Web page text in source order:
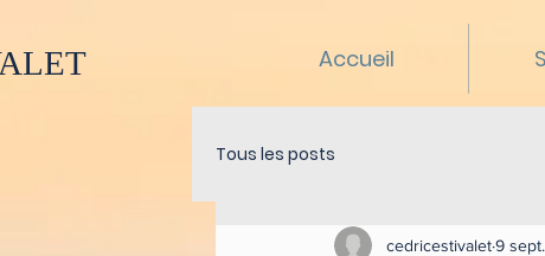
Accueil
Tous les posts
cedricestivalet9